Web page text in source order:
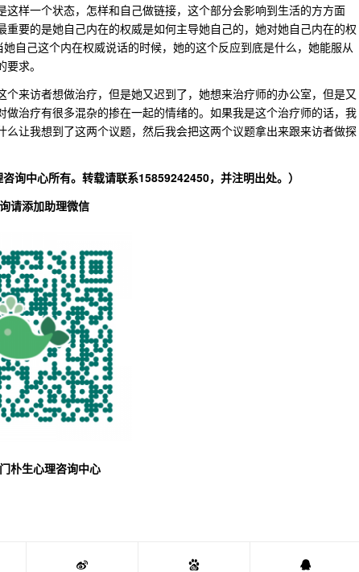
样一个状态，怎样和自己做链接，这个部分会影响到生活的方方面
要的是她自己内在的权威是如何主导她自己的，她对她自己内在的权
自己这个内在权威说话的时候，她的这个反应到底是什么，她能服从
求。
来访者想做治疗，但是她又迟到了，她想来治疗师的办公室，但是又
治疗有很多混杂的掺在一起的情绪的。如果我是这个治疗师的话，我
让我想到了这两个议题，然后我会把这两个议题拿出来跟来访者做探
询中心所有。转载请联系15859242450，并注明出处。）
请添加助理微信
朴生心理咨询中心